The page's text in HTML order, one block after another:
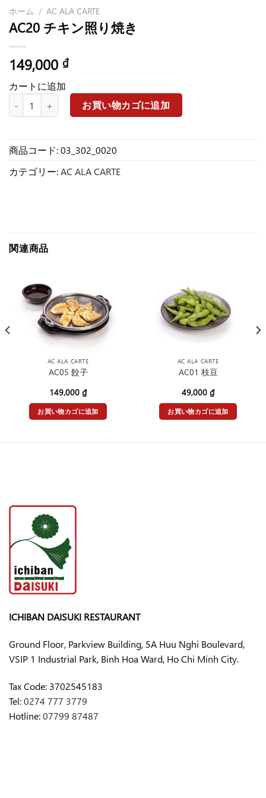
ホーム / AC ALA CARTE
AC20 チキン照り焼き
149,000 ₫
カートに追加
AC20 チキン照り焼き個お買い物カゴに追加
商品コード:03_302_0020
カテゴリー:AC ALA CARTE
関連商品
AC ALA CARTE
AC05 餃子
149,000 ₫
お買い物カゴに追加
AC ALA CARTE
AC01 枝豆
49,000 ₫
お買い物カゴに追加
ICHIBAN DAISUKI RESTAURANT
Ground Floor, Parkview Building, 5A Huu Nghi Boulevard,
VSIP 1 Industrial Park, Binh Hoa Ward, Ho Chi Minh City.
Tax Code: 3702545183
Tel:0274 777 3779
Hotline:07799 87487